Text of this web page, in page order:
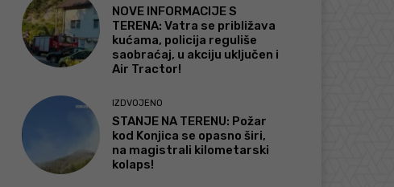
NOVE INFORMACIJE S
TERENA: Vatra se približava
kućama, policija reguliše
saobraćaj, u akciju uključen i
Air Tractor!
IZDVOJENO
STANJE NA TERENU: Požar
kod Konjica se opasno širi,
na magistrali kilometarski
kolaps!